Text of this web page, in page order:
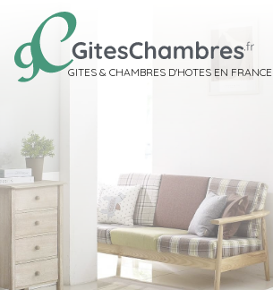
GITES & CHAMBRES D'HOTES EN FRANCE